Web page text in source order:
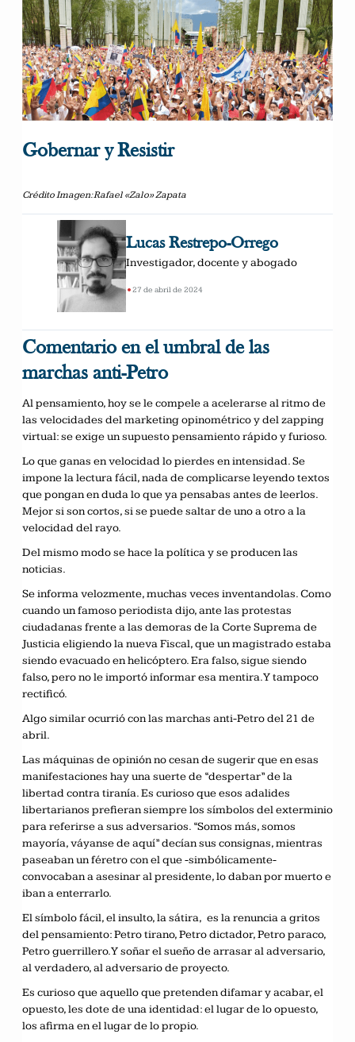
Gobernar y Resistir
Crédito Imagen:Rafael «Zalo» Zapata
Lucas Restrepo-Orrego
Investigador, docente y abogado
•27 de abril de 2024
Comentario en el umbral de las
marchas anti-Petro
Al pensamiento, hoy se le compele a acelerarse al ritmo de
las velocidades del marketing opinométrico y del zapping
virtual: se exige un supuesto pensamiento rápido y furioso.
Lo que ganas en velocidad lo pierdes en intensidad. Se
impone la lectura fácil, nada de complicarse leyendo textos
que pongan en duda lo que ya pensabas antes de leerlos.
Mejor si son cortos, si se puede saltar de uno a otro a la
velocidad del rayo.
Del mismo modo se hace la política y se producen las
noticias.
Se informa velozmente, muchas veces inventandolas. Como
cuando un famoso periodista dijo, ante las protestas
ciudadanas frente a las demoras de la Corte Suprema de
Justicia eligiendo la nueva Fiscal, que un magistrado estaba
siendo evacuado en helicóptero. Era falso, sigue siendo
falso, pero no le importó informar esa mentira. Y tampoco
rectificó.
Algo similar ocurrió con las marchas anti-Petro del 21 de
abril.
Las máquinas de opinión no cesan de sugerir que en esas
manifestaciones hay una suerte de “despertar” de la
libertad contra tiranía. Es curioso que esos adalides
libertarianos prefieran siempre los símbolos del exterminio
para referirse a sus adversarios. “Somos más, somos
mayoría, váyanse de aquí” decían sus consignas, mientras
paseaban un féretro con el que -simbólicamente-
convocaban a asesinar al presidente, lo daban por muerto e
iban a enterrarlo.
El símbolo fácil, el insulto, la sátira, es la renuncia a gritos
del pensamiento: Petro tirano, Petro dictador, Petro paraco,
Petro guerrillero. Y soñar el sueño de arrasar al adversario,
al verdadero, al adversario de proyecto.
Es curioso que aquello que pretenden difamar y acabar, el
opuesto, les dote de una identidad: el lugar de lo opuesto,
los afirma en el lugar de lo propio.